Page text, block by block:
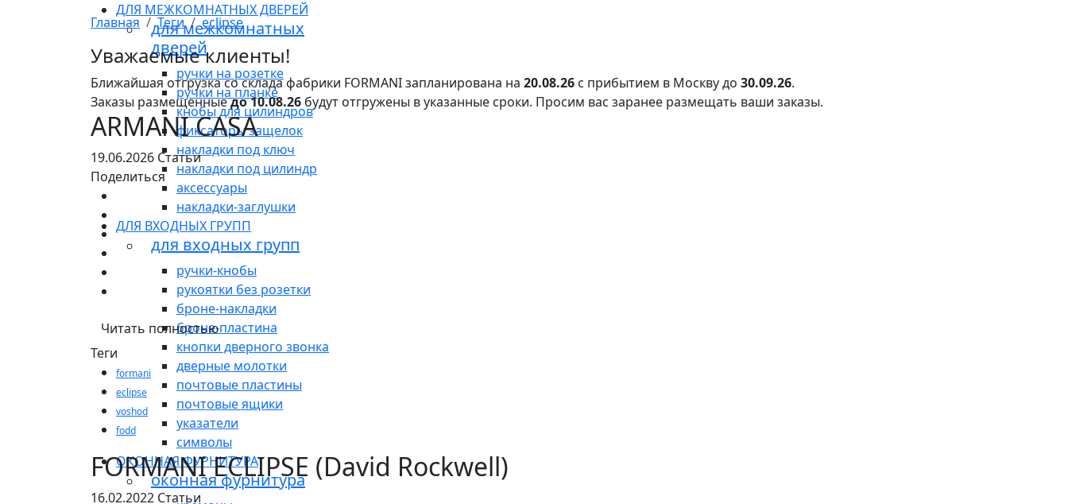
ДЛЯ МЕЖКОМНАТНЫХ ДВЕРЕЙ
для межкомнатных
дверей
ручки на розетке
ручки на планке
кнобы для цилиндров
фиксаторы защелок
накладки под ключ
накладки под цилиндр
аксессуары
накладки-заглушки
ДЛЯ ВХОДНЫХ ГРУПП
для входных групп
ручки-кнобы
рукоятки без розетки
броне-накладки
броне-пластина
кнопки дверного звонка
дверные молотки
почтовые пластины
почтовые ящики
указатели
символы
ОКОННАЯ ФУРНИТУРА
оконная фурнитура
Главная Теги eclipse
Уважаемые клиенты!
Ближайшая отгрузка со склада фабрики FORMANI запланирована на 20.08.26 с прибытием в Москву до 30.09.26.
Заказы размещенныедо 10.08.26 будут отгружены в указанные сроки. Просим вас заранее размещать ваши заказы.
ARMANI CASA
19.06.2026 Статьи
Поделиться
Читать полностью
Теги
formani
eclipse
voshod
fodd
FORMANI ECLIPSE (David Rockwell)
16.02.2022 Статьи